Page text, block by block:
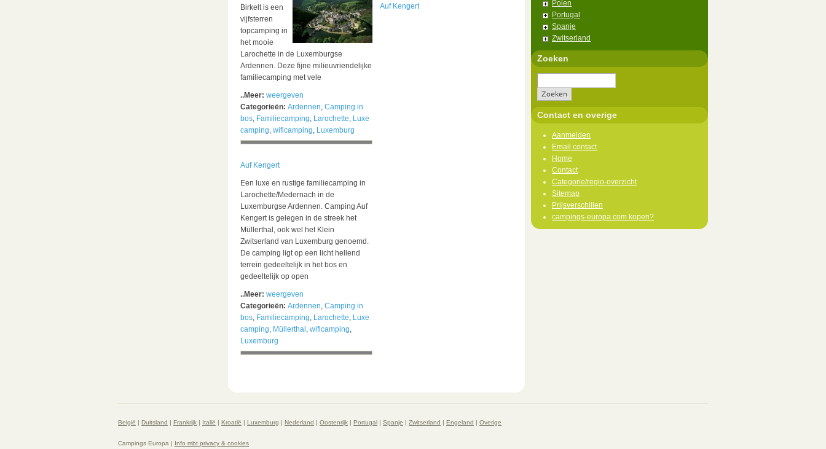
Birkelt is een
vijfsterren
topcamping in
het mooie
Larochette in de Luxemburgse
Ardennen. Deze fijne milieuvriendelijke
familiecamping met vele
..Meer: weergeven
Categorieën: Ardennen, Camping in
bos, Familiecamping, Larochette, Luxe
camping, wificamping, Luxemburg
Auf Kengert
Een luxe en rustige familiecamping in
Larochette/Medernach in de
Luxemburgse Ardennen. Camping Auf
Kengert is gelegen in de streek het
Müllerthal, ook wel het Klein
Zwitserland van Luxemburg genoemd.
De camping ligt op een licht hellend
terrein gedeeltelijk in het bos en
gedeeltelijk op open
..Meer: weergeven
Categorieën: Ardennen, Camping in
bos, Familiecamping, Larochette, Luxe
camping, Müllerthal , wificamping,
Luxemburg
Auf Kengert
Polen
Portugal
Spanje
Zwitserland
Zoeken
Contact en overige
Aanmelden
Email contact
Home
Contact
Categorie/regio-overzicht
Sitemap
Prijsverschillen
campings-europa.com kopen?
België | Duitsland | Frankrijk | Italië | Kroatië | Luxemburg | Nederland | Oostenrijk | Portugal | Spanje | Zwitserland | Engeland | Overige
Campings Europa | Info mbt privacy & cookies